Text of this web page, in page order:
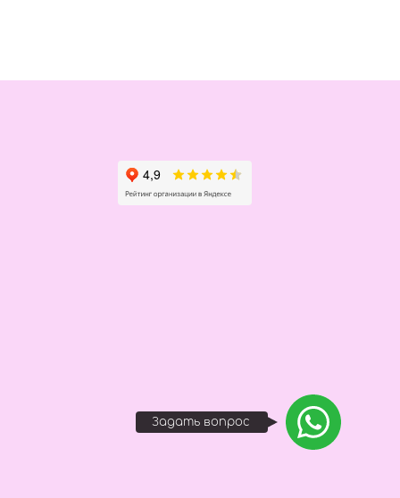
Задать вопрос